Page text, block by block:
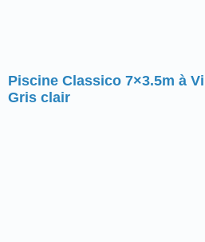
Piscine Classico 7×3.5m à
Gris clair